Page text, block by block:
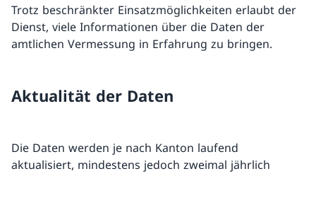
Trotz beschränkter Einsatzmöglichkeiten erlaubt der
Dienst, viele Informationen über die Daten der
amtlichen Vermessung in Erfahrung zu bringen.
Aktualität der Daten
Die Daten werden je nach Kanton laufend
aktualisiert, mindestens jedoch zweimal jährlich